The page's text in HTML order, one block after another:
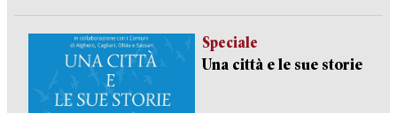
Speciale
Una città e le sue storie